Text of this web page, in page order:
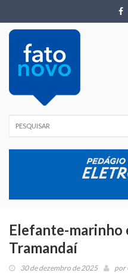
Elefante-marinho
Tramandaí
30 de dezembro de 2025 por